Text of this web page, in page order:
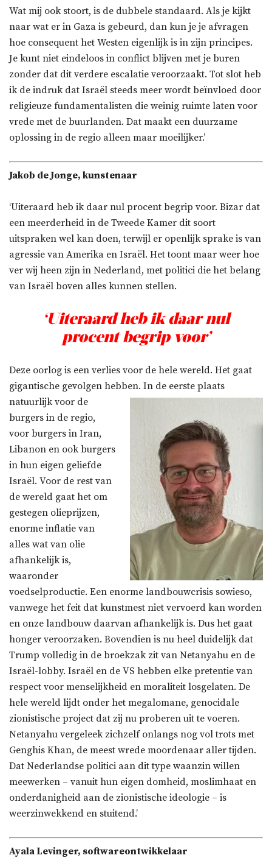
Wat mij ook stoort, is de dubbele standaard. Als je kijkt
naar wat er in Gaza is gebeurd, dan kun je je afvragen
hoe consequent het Westen eigenlijk is in zijn principes.
Je kunt niet eindeloos in conflict blijven met je buren
zonder dat dit verdere escalatie veroorzaakt. Tot slot heb
ik de indruk dat Israël steeds meer wordt beïnvloed door
religieuze fundamentalisten die weinig ruimte laten voor
vrede met de buurlanden. Dat maakt een duurzame
oplossing in de regio alleen maar moeilijker.’
Jakob de Jonge, kunstenaar
‘Uiteraard heb ik daar nul procent begrip voor. Bizar dat
een meerderheid in de Tweede Kamer dit soort
uitspraken wel kan doen, terwijl er openlijk sprake is van
agressie van Amerika en Israël. Het toont maar weer hoe
ver wij heen zijn in Nederland, met politici die het belang
van Israël boven alles kunnen stellen.
‘Uiteraard heb ik daar nul
procent begrip voor’
Deze oorlog is een verlies voor de hele wereld. Het gaat
gigantische gevolgen hebben. In de eerste plaats
natuurlijk voor de
burgers in de regio,
voor burgers in Iran,
Libanon en ook burgers
in hun eigen geliefde
Israël. Voor de rest van
de wereld gaat het om
gestegen olieprijzen,
enorme inflatie van
alles wat van olie
afhankelijk is,
waaronder
voedselproductie. Een enorme landbouwcrisis sowieso,
vanwege het feit dat kunstmest niet vervoerd kan worden
en onze landbouw daarvan afhankelijk is. Dus het gaat
honger veroorzaken. Bovendien is nu heel duidelijk dat
Trump volledig in de broekzak zit van Netanyahu en de
Israël-lobby. Israël en de VS hebben elke pretentie van
respect voor menselijkheid en moraliteit losgelaten. De
hele wereld lijdt onder het megalomane, genocidale
zionistische project dat zij nu proberen uit te voeren.
Netanyahu vergeleek zichzelf onlangs nog vol trots met
Genghis Khan, de meest wrede moordenaar aller tijden.
Dat Nederlandse politici aan dit type waanzin willen
meewerken – vanuit hun eigen domheid, moslimhaat en
onderdanigheid aan de zionistische ideologie – is
weerzinwekkend en stuitend.’
Ayala Levinger, softwareontwikkelaar